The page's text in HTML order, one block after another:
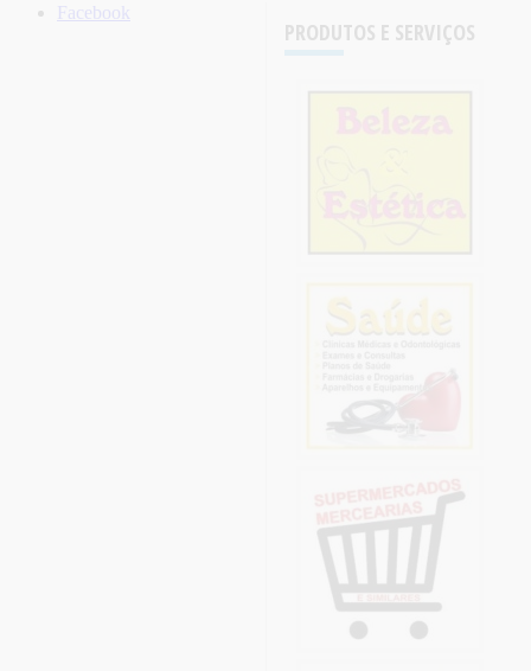
PRODUTOS E SERVIÇOS
Facebook